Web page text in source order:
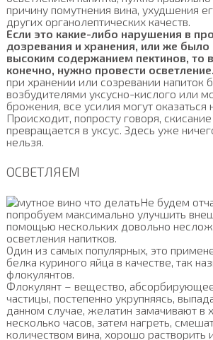
причину помутнения вина, ухудшения
других органолептических качеств.
Если это какие-либо нарушения в
дозревания и хранения, или же было
высоким содержанием пектинов, то
конечно, нужно провести осветление.
при хранении или созревании напиток
возбудителями уксусно-кислого или
брожения, все усилия могут оказаться
Происходит, попросту говоря,
превращается в уксус. Здесь уже
нельзя.
ОСВЕТЛЯЕМ
Не будем
попробуем максимально улучшить
помощью нескольких довольно
осветления напитков.
Один из самых популярных, это
белка куриного яйца в качестве, так
флокулянтов.
Флокулянт – вещество,
частицы, постепенно укрупняясь,
данном случае, желатин замачивают в
несколько часов, затем нагреть,
количеством вина, хорошо растворить